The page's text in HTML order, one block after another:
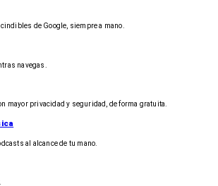
de Google, siempre a mano.
navegas.
mayor privacidad y seguridad, de forma gratuita.
al alcance de tu mano.